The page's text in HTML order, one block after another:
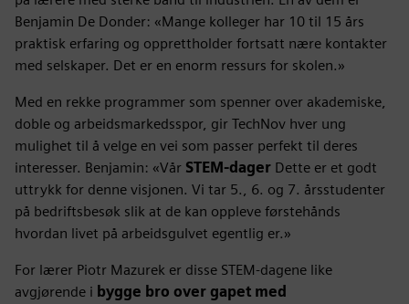
Benjamin De Donder: «Mange kolleger har 10 til 15 års
praktisk erfaring og opprettholder fortsatt nære kontakter
med selskaper. Det er en enorm ressurs for skolen.»
Med en rekke programmer som spenner over akademiske,
doble og arbeidsmarkedsspor, gir TechNov hver ung
mulighet til å velge en vei som passer perfekt til deres
interesser. Benjamin: «Vår STEM-dager Dette er et godt
uttrykk for denne visjonen. Vi tar 5., 6. og 7. årsstudenter
på bedriftsbesøk slik at de kan oppleve førstehånds
hvordan livet på arbeidsgulvet egentlig er.»
For lærer Piotr Mazurek er disse STEM-dagene like
avgjørende i bygge bro over gapet med